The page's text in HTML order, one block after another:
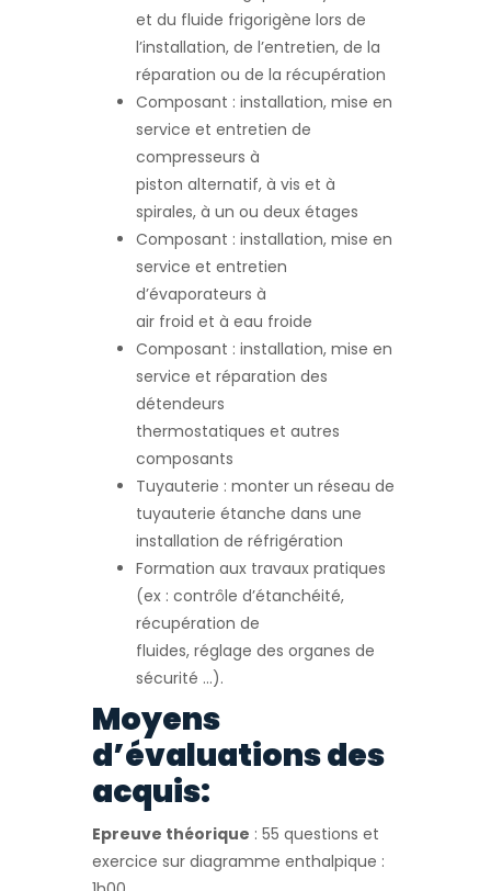
et du fluide frigorigène lors de
l’installation, de l’entretien, de la
réparation ou de la récupération
Composant : installation, mise en
service et entretien de
compresseurs à
piston alternatif, à vis et à
spirales, à un ou deux étages
Composant : installation, mise en
service et entretien
d’évaporateurs à
air froid et à eau froide
Composant : installation, mise en
service et réparation des
détendeurs
thermostatiques et autres
composants
Tuyauterie : monter un réseau de
tuyauterie étanche dans une
installation de réfrigération
Formation aux travaux pratiques
(ex : contrôle d’étanchéité,
récupération de
fluides, réglage des organes de
sécurité …).
Moyens
d’évaluations des
acquis:
Epreuve théorique : 55 questions et
exercice sur diagramme enthalpique :